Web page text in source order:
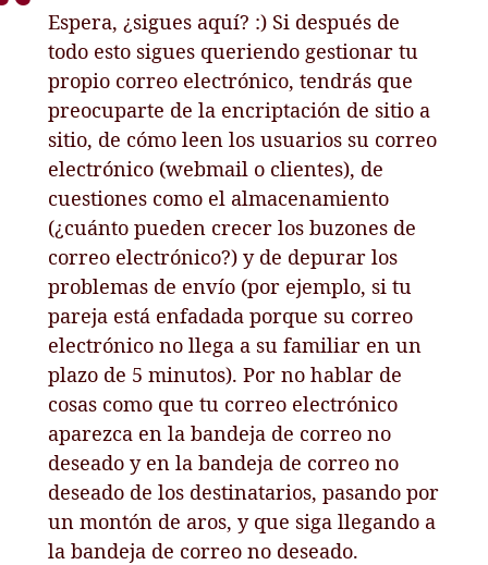
Espera, ¿sigues aquí? :) Si después de
todo esto sigues queriendo gestionar tu
propio correo electrónico, tendrás que
preocuparte de la encriptación de sitio a
sitio, de cómo leen los usuarios su correo
electrónico (webmail o clientes), de
cuestiones como el almacenamiento
(¿cuánto pueden crecer los buzones de
correo electrónico?) y de depurar los
problemas de envío (por ejemplo, si tu
pareja está enfadada porque su correo
electrónico no llega a su familiar en un
plazo de 5 minutos). Por no hablar de
cosas como que tu correo electrónico
aparezca en la bandeja de correo no
deseado y en la bandeja de correo no
deseado de los destinatarios, pasando por
un montón de aros, y que siga llegando a
la bandeja de correo no deseado.